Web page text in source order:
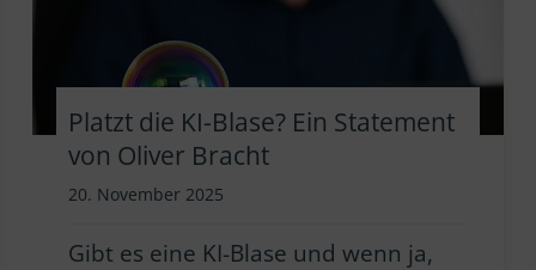
Platzt die KI-Blase? Ein Statement
von Oliver Bracht
20. November 2025
Gibt es eine KI-Blase und wenn ja,